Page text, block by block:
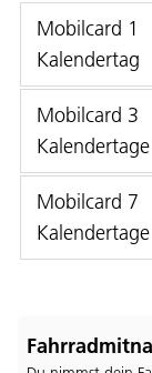
Mobilcard 1
Kalendertag
Mobilcard 3
Kalendertage
Mobilcard 7
Kalendertage